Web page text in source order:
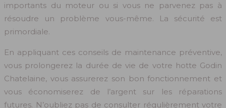
importants du moteur ou si vous ne parvenez pas à
résoudre un problème vous-même. La sécurité est
primordiale.
En appliquant ces conseils de maintenance préventive,
vous prolongerez la durée de vie de votre hotte Godin
Chatelaine, vous assurerez son bon fonctionnement et
vous économiserez de l’argent sur les réparations
futures. N’oubliez pas de consulter régulièrement votre